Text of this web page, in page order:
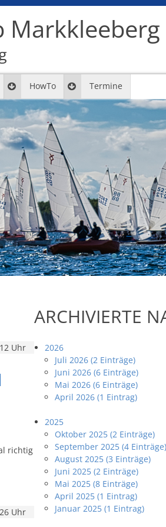
Markkleeberg
HowTo Termine
Uhr
richtig
Uhr
ARCHIVIERTE
2026
Juli 2026 (2 Einträge)
Juni 2026 (6 Einträge)
Mai 2026 (6 Einträge)
April 2026 (1 Eintrag)
2025
Oktober 2025 (2 Einträge)
September 2025 (4 Einträge)
August 2025 (3 Einträge)
Juni 2025 (2 Einträge)
Mai 2025 (8 Einträge)
April 2025 (1 Eintrag)
Januar 2025 (1 Eintrag)